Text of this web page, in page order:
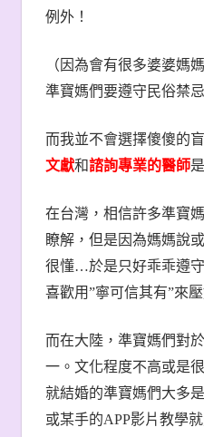
例外！
（因為會有很多婆婆媽
準寶媽們要遵守民俗禁忌
而我並不會選擇傻傻的
文獻和諮詢專業的醫師
在台灣，相信許多準寶
瞭解，但是因為媽媽說
很懂…於是只好乖乖遵
喜歡用”寧可信其有”來壓
而在大陸，準寶媽們對
一。文化程度不高或是
就結婚的準寶媽們大多
或某手的APP影片教學